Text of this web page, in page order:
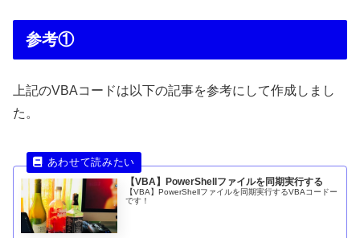
参考①
上記のVBAコードは以下の記事を参考にして作成しまし
た。
【VBA】PowerShellファイルを同期実行する
【VBA】PowerShellファイルを同期実行するVBAコードー
です！